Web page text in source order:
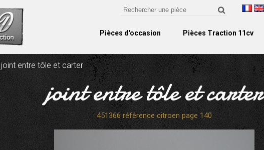
Pièces d'occasion Pièces Traction 11cv
joint entre tôle et carter
joint entre tôle et carter
451366 référence citroen page 140